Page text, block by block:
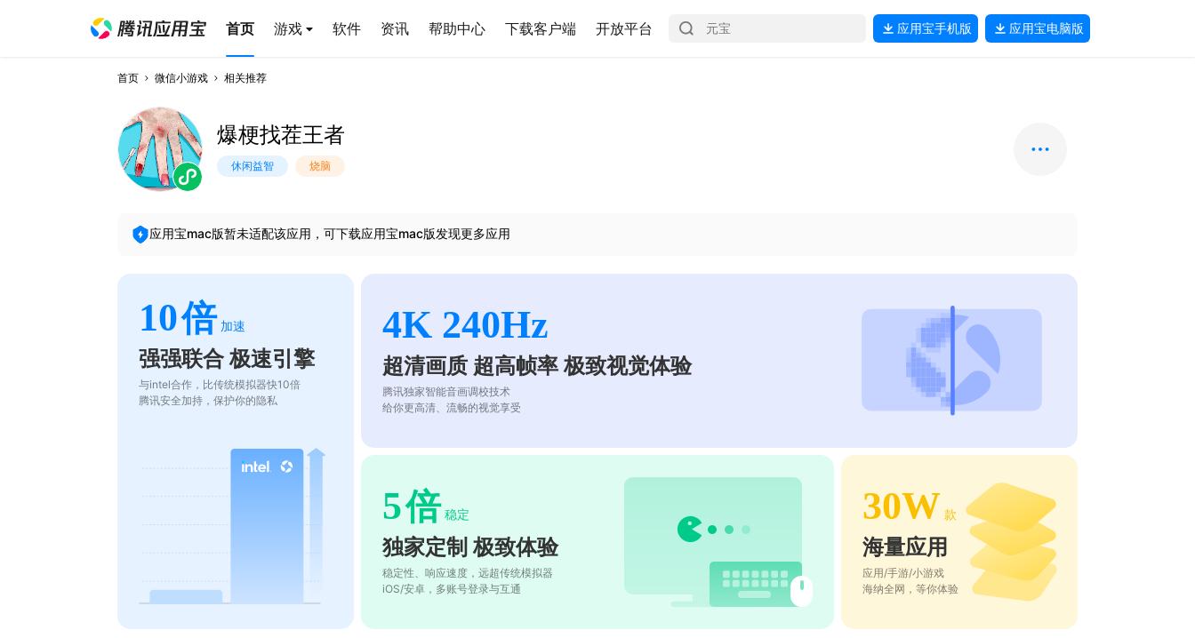
首页 游戏 软件 资讯 帮助中心 下载客户端 开放平台 应用宝手机版 应用宝电脑版
首页 微信小游戏 相关推荐
爆梗找茬王者
休闲益智 烧脑
应用宝mac版暂未适配该应用，可下载应用宝mac版发现更多应用
10倍 加速
强强联合 极速引擎
与intel合作，比传统模拟器快10倍
腾讯安全加持，保护你的隐私
4K 240Hz
超清画质 超高帧率 极致视觉体验
腾讯独家智能音画调校技术
给你更高清、流畅的视觉享受
5倍 稳定
独家定制 极致体验
稳定性、响应速度，远超传统模拟器
iOS/安卓，多账号登录与互通
30W 款
海量应用
应用/手游/小游戏
海纳全网，等你体验